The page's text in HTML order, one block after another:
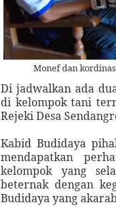
Monef dan
Di jadwalkan ada
di kelompok tani
Rejeki Desa
Kabid Budidaya
mendapatkan
kelompok yang
beternak dengan
Budidaya yang